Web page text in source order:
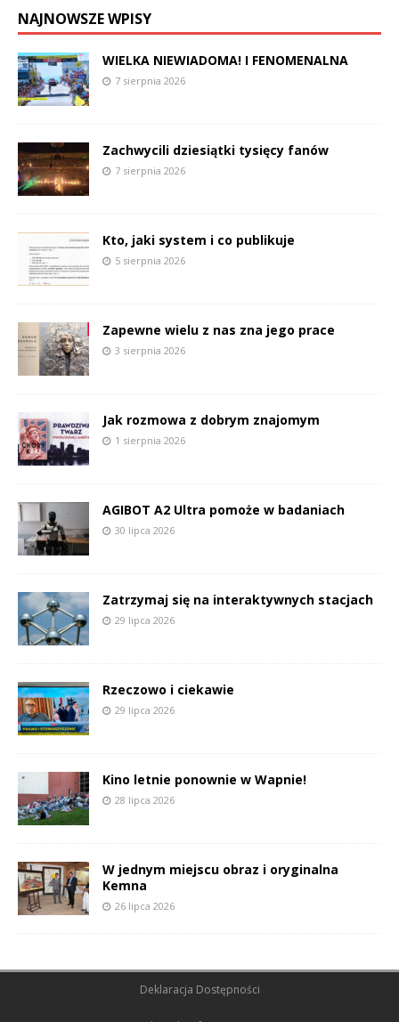
NAJNOWSZE WPISY
WIELKA NIEWIADOMA! I FENOMENALNA
7 sierpnia 2026
Zachwycili dziesiątki tysięcy fanów
7 sierpnia 2026
Kto, jaki system i co publikuje
5 sierpnia 2026
Zapewne wielu z nas zna jego prace
3 sierpnia 2026
Jak rozmowa z dobrym znajomym
1 sierpnia 2026
AGIBOT A2 Ultra pomoże w badaniach
30 lipca 2026
Zatrzymaj się na interaktywnych stacjach
29 lipca 2026
Rzeczowo i ciekawie
29 lipca 2026
Kino letnie ponownie w Wapnie!
28 lipca 2026
W jednym miejscu obraz i oryginalna
Kemna
26 lipca 2026
Deklaracja Dostępności